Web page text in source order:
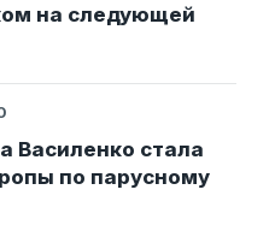
на следующей
Василенко стала
по парусному